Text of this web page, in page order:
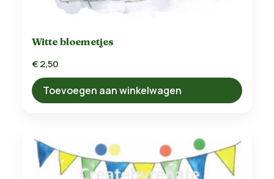
Witte bloemetjes
€2,50
Toevoegen aan winkelwagen